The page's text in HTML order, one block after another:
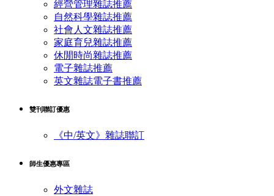
經營管理雜誌推薦
自然科學雜誌推薦
社會人文雜誌推薦
家庭育兒雜誌推薦
休閒時尚雜誌推薦
電子雜誌推薦
英文雜誌電子書推薦
雙刊聯訂優惠
《中/英文》雜誌聯訂
師生優惠專區
外文雜誌